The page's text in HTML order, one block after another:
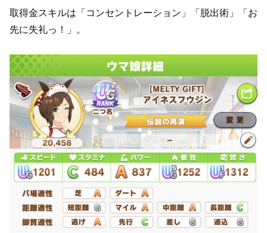
取得金スキルは「コンセントレーション」「脱出術」「お
先に失礼っ！」。